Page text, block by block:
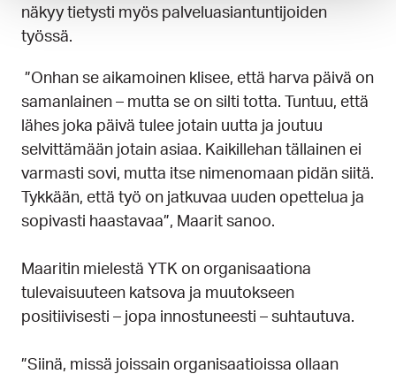
näkyy tietysti myös palveluasiantuntijoiden
työssä.
”Onhan se aikamoinen klisee, että harva päivä on
samanlainen – mutta se on silti totta. Tuntuu, että
lähes joka päivä tulee jotain uutta ja joutuu
selvittämään jotain asiaa. Kaikillehan tällainen ei
varmasti sovi, mutta itse nimenomaan pidän siitä.
Tykkään, että työ on jatkuvaa uuden opettelua ja
sopivasti haastavaa”, Maarit sanoo.
Maaritin mielestä YTK on organisaationa
tulevaisuuteen katsova ja muutokseen
positiivisesti – jopa innostuneesti – suhtautuva.
”Siinä, missä joissain organisaatioissa ollaan